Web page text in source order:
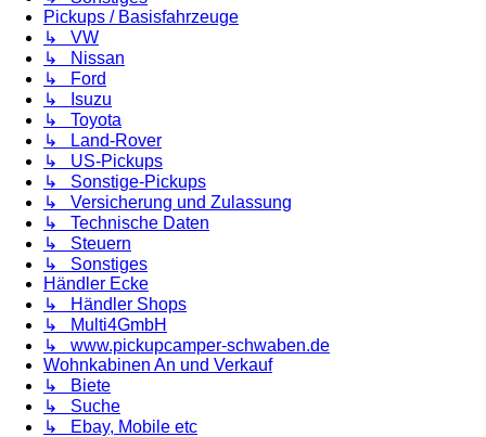
Pickups / Basisfahrzeuge
↳ VW
↳ Nissan
↳ Ford
↳ Isuzu
↳ Toyota
↳ Land-Rover
↳ US-Pickups
↳ Sonstige-Pickups
↳ Versicherung und Zulassung
↳ Technische Daten
↳ Steuern
↳ Sonstiges
Händler Ecke
↳ Händler Shops
↳ Multi4GmbH
↳ www.pickupcamper-schwaben.de
Wohnkabinen An und Verkauf
↳ Biete
↳ Suche
↳ Ebay, Mobile etc